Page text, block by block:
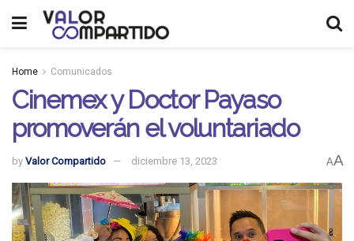
Home Comunicados
Cinemex y Doctor Payaso
promoverán el voluntariado
by Valor Compartido diciembre 13, 2023 AA